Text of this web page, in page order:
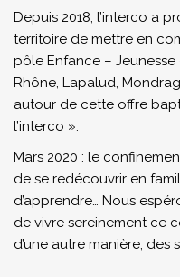
Depuis 2018, l’interco a
territoire de mettre en
pôle Enfance –
Rhône, Lapalud,
autour de cette offre
l’interco ».
Mars 2020 : le
de se redécouvrir en
d’apprendre… Nous
de vivre sereinement ce
d’une autre manière, des